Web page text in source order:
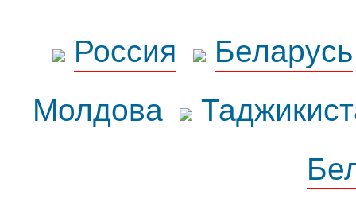
Россия
Беларусь
Молдова